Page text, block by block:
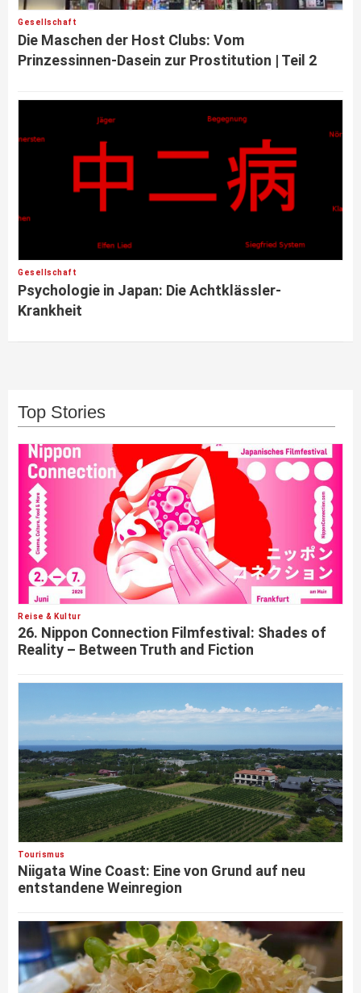
Gesellschaft
Die Maschen der Host Clubs: Vom
Prinzessinnen-Dasein zur Prostitution | Teil 2
Gesellschaft
Psychologie in Japan: Die Achtklässler-
Krankheit
Top Stories
Reise & Kultur
26. Nippon Connection Filmfestival: Shades of
Reality – Between Truth and Fiction
Tourismus
Niigata Wine Coast: Eine von Grund auf neu
entstandene Weinregion